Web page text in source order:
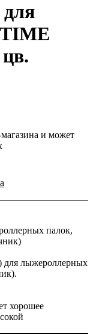
и может
палок,
для лыжероллерных
хорошее